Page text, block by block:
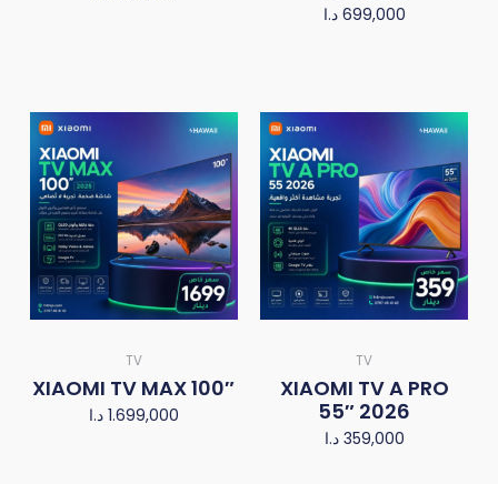
699,000 د.ا
TV
XIAOMI TV MAX 100″
1.699,000 د.ا
TV
XIAOMI TV A PRO
55″ 2026
359,000 د.ا